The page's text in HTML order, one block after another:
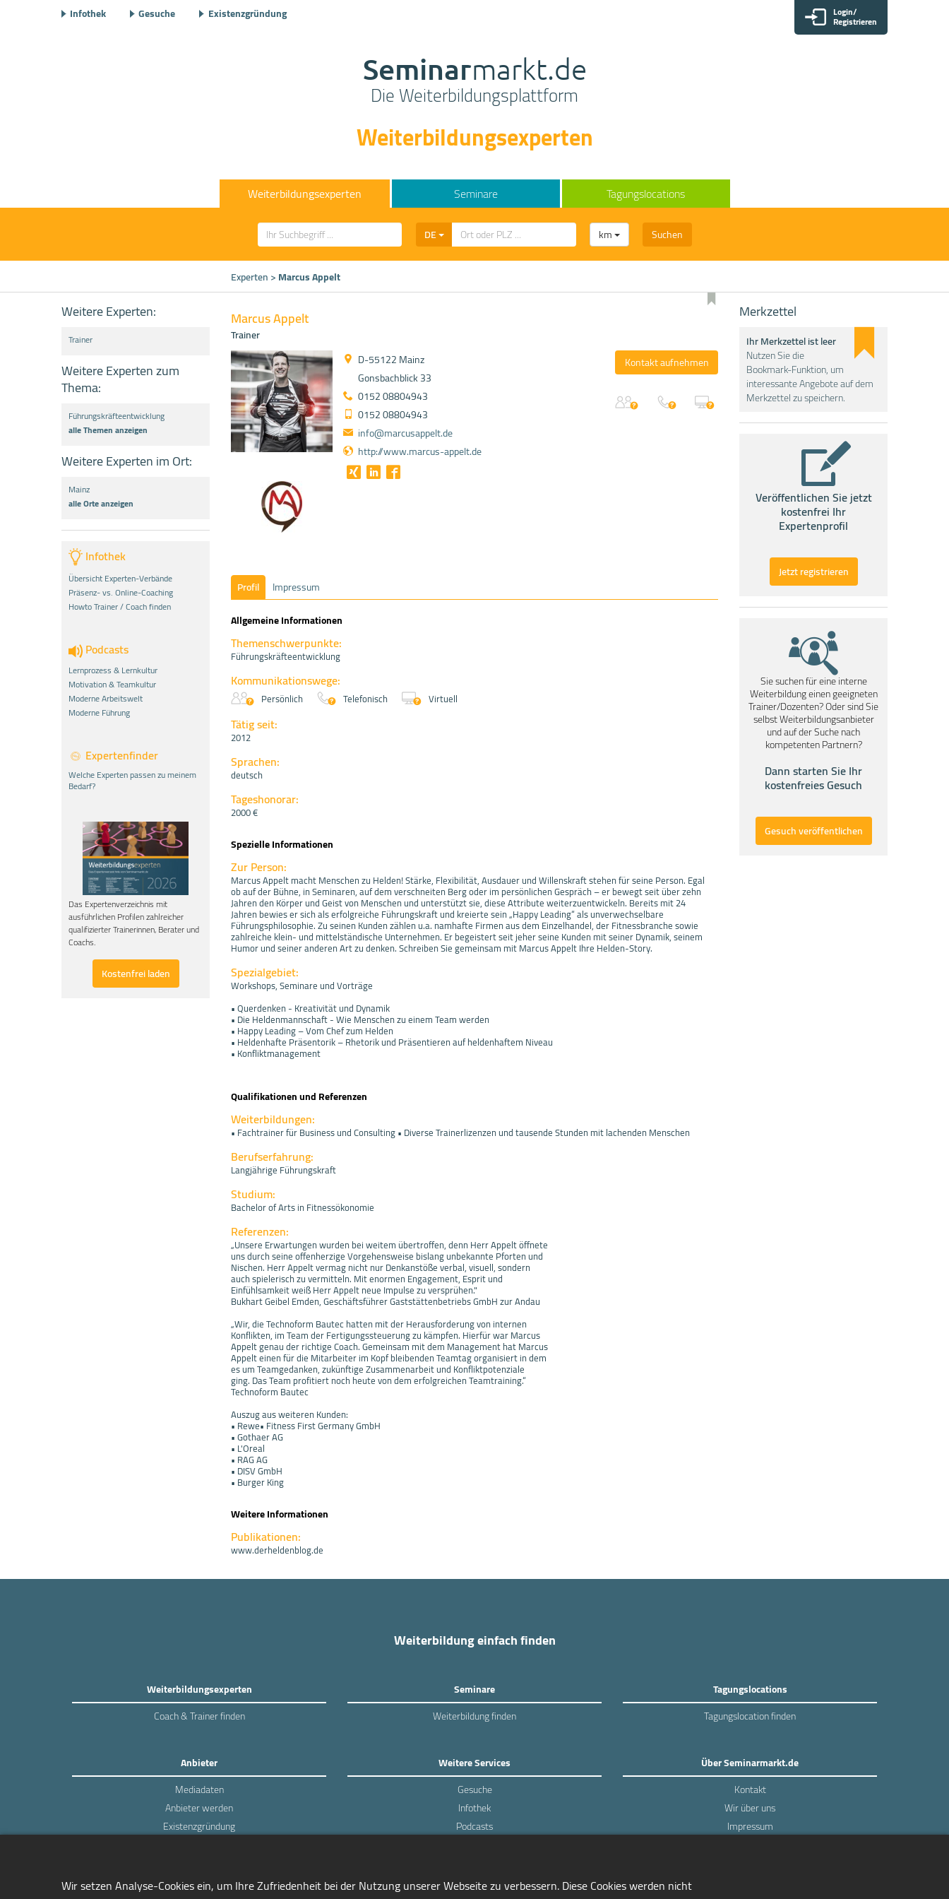
Infothek Gesuche Existenzgründung Login/
Registrieren
Seminarmarkt.de
Die Weiterbildungsplattform
Weiterbildungsexperten
Weiterbildungsexperten Seminare Tagungslocations
DE km Suchen
Experten>Marcus Appelt
Weitere Experten:
Trainer
Weitere Experten zum
Thema:
Führungskräfteentwicklung
alle Themen anzeigen
Weitere Experten im Ort:
Mainz
alle Orte anzeigen
Infothek
Übersicht Experten-Verbände
Präsenz- vs. Online-Coaching
Howto Trainer / Coach finden
Podcasts
Lernprozess & Lernkultur
Motivation & Teamkultur
Moderne Arbeitswelt
Moderne Führung
Expertenfinder
Welche Experten passen zu meinem
Bedarf?
Das Expertenverzeichnis mit
ausführlichen Profilen zahlreicher
qualifizierter Trainerinnen, Berater und
Coachs.
Kostenfrei laden
Marcus Appelt
Trainer
D-55122 Mainz
Gonsbachblick 33
0152 08804943
0152 08804943
info@marcusappelt.de
http://www.marcus-appelt.de
Kontakt aufnehmen
Profil
Impressum
Allgemeine Informationen
Themenschwerpunkte:
Führungskräfteentwicklung
Kommunikationswege:
Persönlich Telefonisch Virtuell
Tätig seit:
2012
Sprachen:
deutsch
Tageshonorar:
2000 €
Spezielle Informationen
Zur Person:
Marcus Appelt macht Menschen zu Helden! Stärke, Flexibilität, Ausdauer und Willenskraft stehen für seine Person. Egal
ob auf der Bühne, in Seminaren, auf dem verschneiten Berg oder im persönlichen Gespräch – er bewegt seit über zehn
Jahren den Körper und Geist von Menschen und unterstützt sie, diese Attribute weiterzuentwickeln. Bereits mit 24
Jahren bewies er sich als erfolgreiche Führungskraft und kreierte sein „Happy Leading“ als unverwechselbare
Führungsphilosophie. Zu seinen Kunden zählen u.a. namhafte Firmen aus dem Einzelhandel, der Fitnessbranche sowie
zahlreiche klein- und mittelständische Unternehmen. Er begeistert seit jeher seine Kunden mit seiner Dynamik, seinem
Humor und seiner anderen Art zu denken. Schreiben Sie gemeinsam mit Marcus Appelt Ihre Helden-Story.
Spezialgebiet:
Workshops, Seminare und Vorträge
• Querdenken - Kreativität und Dynamik
• Die Heldenmannschaft - Wie Menschen zu einem Team werden
• Happy Leading – Vom Chef zum Helden
• Heldenhafte Präsentorik – Rhetorik und Präsentieren auf heldenhaftem Niveau
• Konfliktmanagement
Qualifikationen und Referenzen
Weiterbildungen:
• Fachtrainer für Business und Consulting • Diverse Trainerlizenzen und tausende Stunden mit lachenden Menschen
Berufserfahrung:
Langjährige Führungskraft
Studium:
Bachelor of Arts in Fitnessökonomie
Referenzen:
„Unsere Erwartungen wurden bei weitem übertroffen, denn Herr Appelt öffnete
uns durch seine offenherzige Vorgehensweise bislang unbekannte Pforten und
Nischen. Herr Appelt vermag nicht nur Denkanstöße verbal, visuell, sondern
auch spielerisch zu vermitteln. Mit enormen Engagement, Esprit und
Einfühlsamkeit weiß Herr Appelt neue Impulse zu versprühen."
Bukhart Geibel Emden, Geschäftsführer Gaststättenbetriebs GmbH zur Andau
„Wir, die Technoform Bautec hatten mit der Herausforderung von internen
Konflikten, im Team der Fertigungssteuerung zu kämpfen. Hierfür war Marcus
Appelt genau der richtige Coach. Gemeinsam mit dem Management hat Marcus
Appelt einen für die Mitarbeiter im Kopf bleibenden Teamtag organisiert in dem
es um Teamgedanken, zukünftige Zusammenarbeit und Konfliktpotenziale
ging. Das Team profitiert noch heute von dem erfolgreichen Teamtraining.“
Technoform Bautec
Auszug aus weiteren Kunden:
• Rewe• Fitness First Germany GmbH
• Gothaer AG
• L'Oreal
• RAG AG
• DISV GmbH
• Burger King
Weitere Informationen
Publikationen:
www.derheldenblog.de
Merkzettel
Ihr Merkzettel ist leer
Nutzen Sie die
Bookmark-Funktion, um
interessante Angebote auf dem
Merkzettel zu speichern.
Veröffentlichen Sie jetzt
kostenfrei Ihr
Expertenprofil
Jetzt registrieren
Sie suchen für eine interne
Weiterbildung einen geeigneten
Trainer/Dozenten? Oder sind Sie
selbst Weiterbildungsanbieter
und auf der Suche nach
kompetenten Partnern?
Dann starten Sie Ihr
kostenfreies Gesuch
Gesuch veröffentlichen
Weiterbildung einfach finden
Weiterbildungsexperten
Coach & Trainer finden
Seminare
Weiterbildung finden
Tagungslocations
Tagungslocation finden
Anbieter
Mediadaten
Anbieter werden
Existenzgründung
Weitere Services
Gesuche
Infothek
Podcasts
Über Seminarmarkt.de
Kontakt
Wir über uns
Impressum
Wir setzen Analyse-Cookies ein, um Ihre Zufriedenheit bei der Nutzung unserer Webseite zu verbessern. Diese Cookies werden nicht